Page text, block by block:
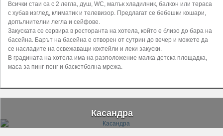
Всички стаи са с 2 легла, душ, WC, малък хладилник, балкон или тераса
с хубав изглед, климатик и телевизор. Предлагат се бебешки кошари,
допълнителни легла и сейфове.
Закуската се сервира в ресторанта на хотела, който е близо до бара на
басейна. Барът на басейна е отворен от сутрин до вечер и можете да
се насладите на освежаващи коктейли и леки закуски.
В градината на хотела има на разположение малка детска площадка,
маса за пинг-понг и баскетболна мрежа.
Касандра